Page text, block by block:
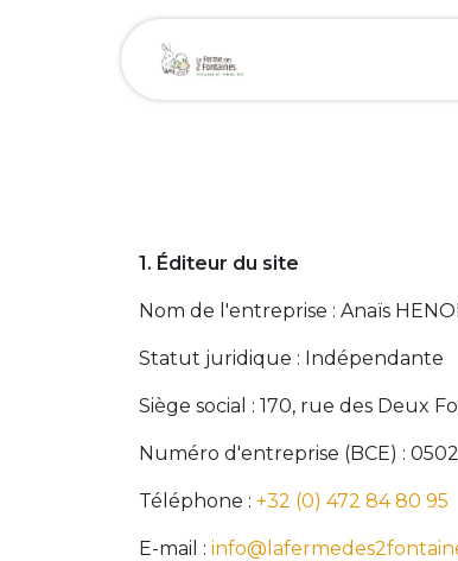
Se rendre au contenu
1. Éditeur du site
Nom de l'entreprise : Anaïs
Statut juridique : Indépendante
Siège social : 170, rue des Deux
Numéro d'entreprise (BCE) :
Téléphone : +32 (0) 472 84 80 95
E-mail :